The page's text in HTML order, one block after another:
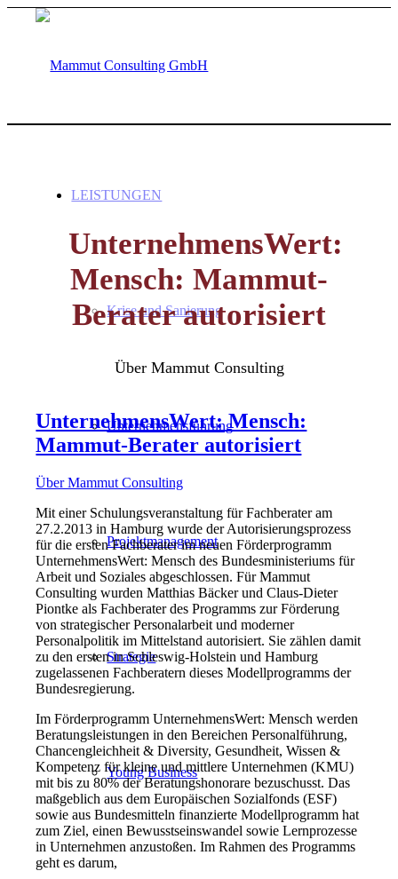
LEISTUNGEN
Krise und Sanierung
Unternehmensführung
Projektmanagement
Strategie
Young Business
UnternehmensWert:
Mensch: Mammut-
Berater autorisiert
Über Mammut Consulting
UnternehmensWert: Mensch:
Mammut-Berater autorisiert
Über Mammut Consulting
Mit einer Schulungsveranstaltung für Fachberater am
27.2.2013 in Hamburg wurde der Autorisierungsprozess
für die ersten Fachberater im neuen Förderprogramm
UnternehmensWert: Mensch des Bundesministeriums für
Arbeit und Soziales abgeschlossen. Für Mammut
Consulting wurden Matthias Bäcker und Claus-Dieter
Piontke als Fachberater des Programms zur Förderung
von strategischer Personalarbeit und moderner
Personalpolitik im Mittelstand autorisiert. Sie zählen damit
zu den ersten in Schleswig-Holstein und Hamburg
zugelassenen Fachberatern dieses Modellprogramms der
Bundesregierung.
Im Förderprogramm UnternehmensWert: Mensch werden
Beratungsleistungen in den Bereichen Personalführung,
Chancengleichheit & Diversity, Gesundheit, Wissen &
Kompetenz für kleine und mittlere Unternehmen (KMU)
mit bis zu 80% der Beratungshonorare bezuschusst. Das
maßgeblich aus dem Europäischen Sozialfonds (ESF)
sowie aus Bundesmitteln finanzierte Modellprogramm hat
zum Ziel, einen Bewusstseinswandel sowie Lernprozesse
in Unternehmen anzustoßen. Im Rahmen des Programms
geht es darum,